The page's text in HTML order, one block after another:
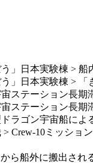
」日本実験棟 > 船
」日本実験棟 > 「
ステーション長期
ステーション長期
ラゴン宇宙船によ
Crew-10ミッショ
ら船外に搬出され